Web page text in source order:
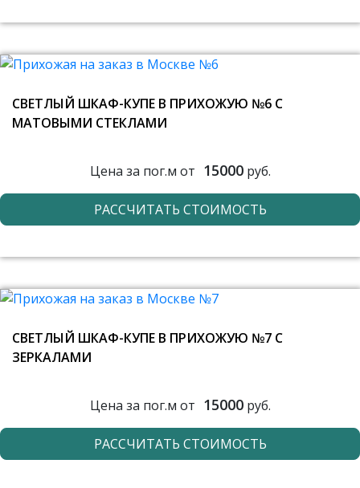
СВЕТЛЫЙ ШКАФ-КУПЕ В ПРИХОЖУЮ №6 С
МАТОВЫМИ СТЕКЛАМИ
Цена за пог.м от 15000руб.
РАССЧИТАТЬ СТОИМОСТЬ
СВЕТЛЫЙ ШКАФ-КУПЕ В ПРИХОЖУЮ №7 С
ЗЕРКАЛАМИ
Цена за пог.м от 15000руб.
РАССЧИТАТЬ СТОИМОСТЬ